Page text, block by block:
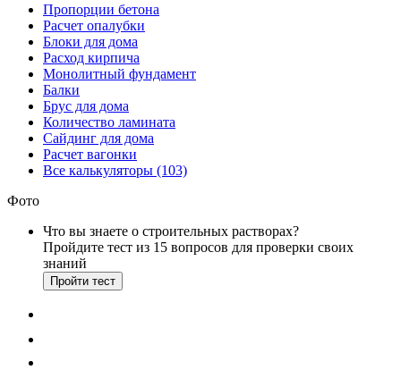
Пропорции бетона
Расчет опалубки
Блоки для дома
Расход кирпича
Монолитный фундамент
Балки
Брус для дома
Количество ламината
Сайдинг для дома
Расчет вагонки
Все калькуляторы (103)
Фото
Что вы знаете о строительных растворах?
Пройдите тест из 15 вопросов для проверки своих
знаний
Пройти тест